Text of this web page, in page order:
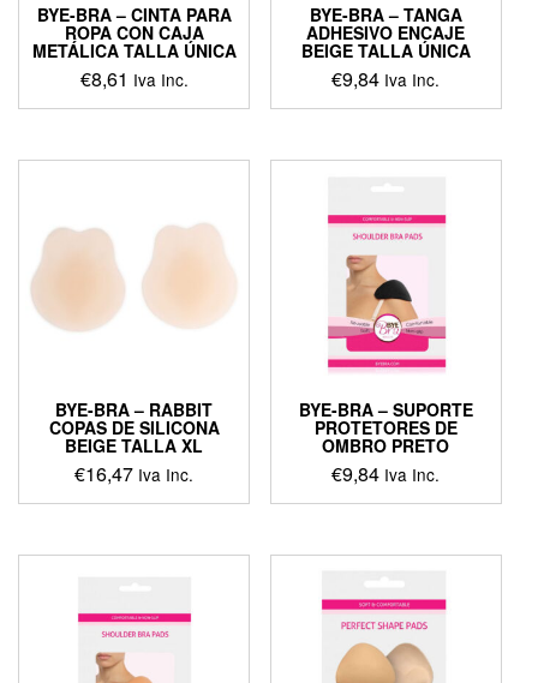
BYE-BRA – CINTA PARA
ROPA CON CAJA
METÁLICA TALLA ÚNICA
€8,61 Iva Inc.
BYE-BRA – TANGA
ADHESIVO ENCAJE
BEIGE TALLA ÚNICA
€9,84 Iva Inc.
This
has
The
may
be
chosen
on
the
product
page
BYE-BRA – RABBIT
COPAS DE SILICONA
BEIGE TALLA XL
€16,47 Iva Inc.
BYE-BRA – SUPORTE
PROTETORES DE
OMBRO PRETO
€9,84 Iva Inc.